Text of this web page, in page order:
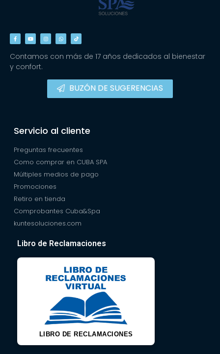
Contamos con más de 17 años dedicados al bienestar
y confort.
BUZÓN DE SUGERENCIAS
Servicio al cliente
Preguntas frecuentes
Como comprar en CUBA SPA
Múltiples medios de pago
Promociones
Retiro en tienda
Comprobantes Cuba&Spa
kuntesoluciones.com
Libro de Reclamaciones
LIBRO DE RECLAMACIONES